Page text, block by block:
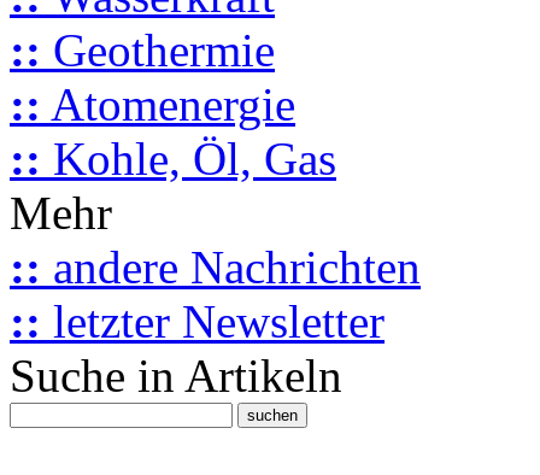
:: Geothermie
:: Atomenergie
:: Kohle, Öl, Gas
Mehr
:: andere Nachrichten
:: letzter Newsletter
Suche in Artikeln